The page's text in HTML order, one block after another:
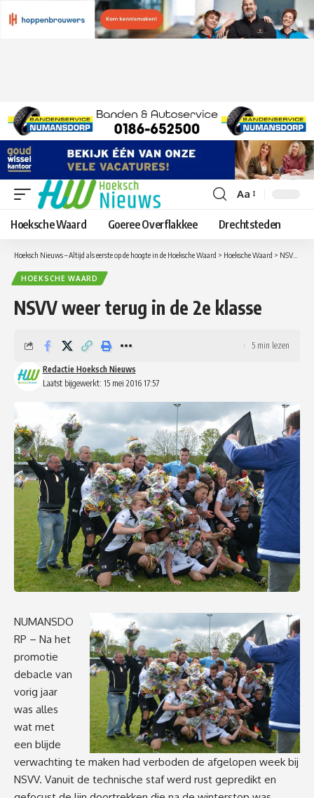
Lettergrootte
aanpassen
Aa
Hoeksche Waard Goeree Overflakkee Drechtsteden
Hoeksch Nieuws – Altijd als eerste op de hoogte in de Hoeksche Waard > Hoeksche Waard > NSVV weer terug in de 2e klasse
HOEKSCHE WAARD
NSVV weer terug in de 2e klasse
Laatst bijgewerkt: 15 mei 2016 17:57
Redactie Hoeksch Nieuws
5 min lezen
NUMANSDO
RP – Na het
promotie
debacle van
vorig jaar
was alles
wat met
een blijde
verwachting te maken had verboden de afgelopen week bij
NSVV. Vanuit de technische staf werd rust gepredikt en